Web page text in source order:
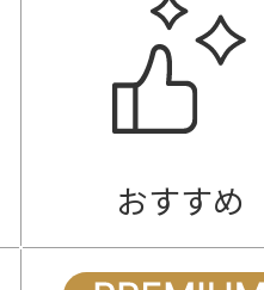
おすすめ